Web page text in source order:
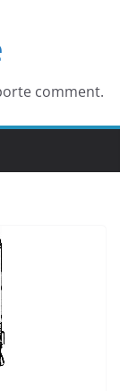
comment.